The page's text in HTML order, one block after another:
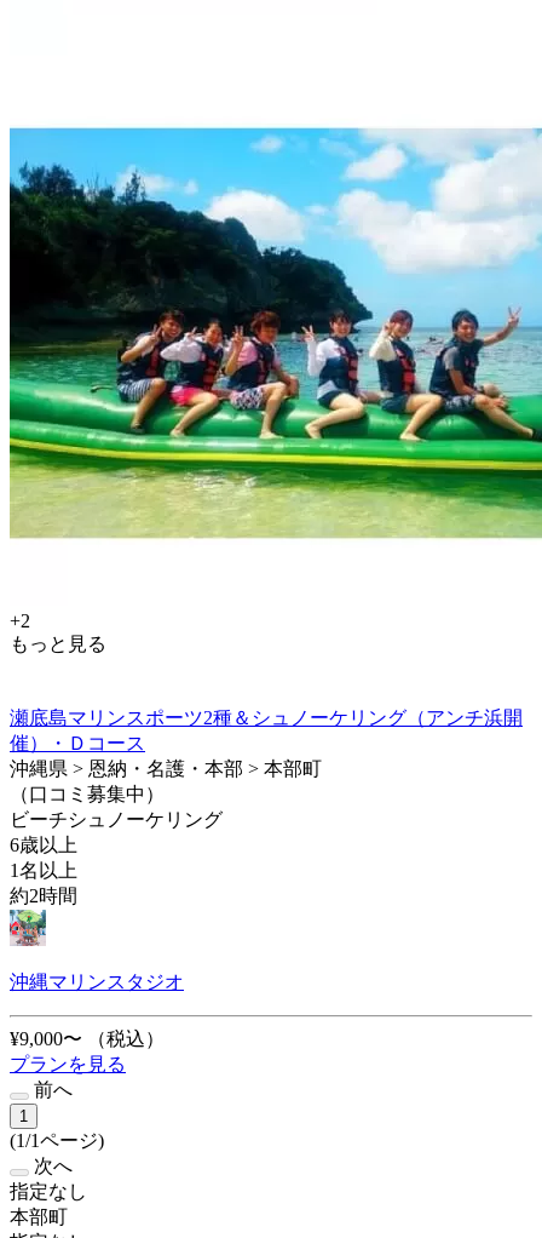
+2
もっと見る
瀬底島マリンスポーツ2種＆シュノーケリング（アンチ浜開
催）・Ｄコース
沖縄県 > 恩納・名護・本部 > 本部町
（口コミ募集中）
ビーチシュノーケリング
6歳以上
1名以上
約2時間
沖縄マリンスタジオ
¥9,000〜
（税込）
プランを見る
前へ
1
(1/1ページ)
次へ
指定なし
本部町